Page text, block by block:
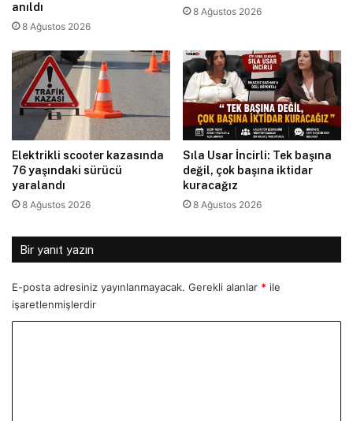
anıldı
8 Ağustos 2026
8 Ağustos 2026
Elektrikli scooter kazasında
76 yaşındaki sürücü
yaralandı
8 Ağustos 2026
Sıla Usar İncirli: Tek başına
değil, çok başına iktidar
kuracağız
8 Ağustos 2026
Bir yanıt yazın
E-posta adresiniz yayınlanmayacak. Gerekli alanlar * ile
işaretlenmişlerdir